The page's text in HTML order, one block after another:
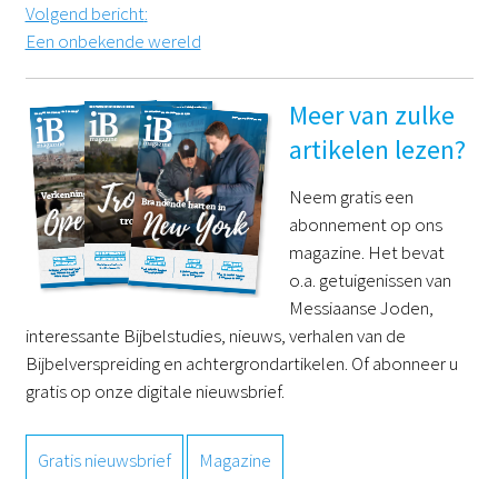
Volgend bericht:
Een onbekende wereld
Meer van zulke
artikelen lezen?
Neem gratis een
abonnement op ons
magazine. Het bevat
o.a. getuigenissen van
Messiaanse Joden,
interessante Bijbelstudies, nieuws, verhalen van de
Bijbelverspreiding en achtergrondartikelen. Of abonneer u
gratis op onze digitale nieuwsbrief.
Gratis nieuwsbrief Magazine